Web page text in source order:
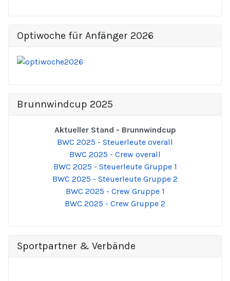
Optiwoche für Anfänger 2026
Brunnwindcup 2025
Aktueller Stand - Brunnwindcup
BWC 2025 - Steuerleute overall
BWC 2025 - Crew overall
BWC 2025 - Steuerleute Gruppe 1
BWC 2025 - Steuerleute Gruppe 2
BWC 2025 - Crew Gruppe 1
BWC 2025 - Crew Gruppe 2
Sportpartner & Verbände